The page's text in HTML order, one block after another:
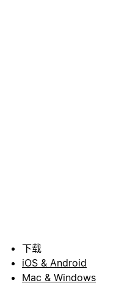
下载
iOS & Android
Mac & Windows